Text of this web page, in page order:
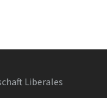
Liberales